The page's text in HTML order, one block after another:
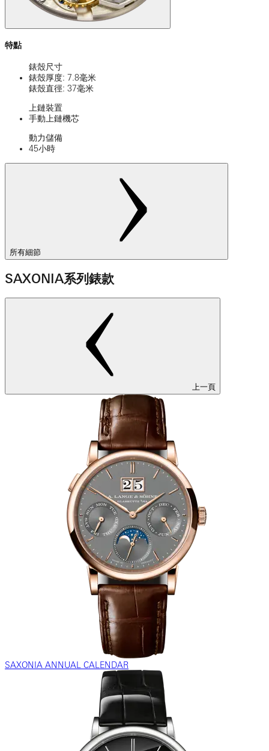
特點
錶殼尺寸
錶殼厚度: 7.8毫米
錶殼直徑: 37毫米
上鏈裝置
手動上鏈機芯
動力儲備
45小時
所有細節
SAXONIA系列錶款
上一頁
SAXONIA ANNUAL CALENDAR